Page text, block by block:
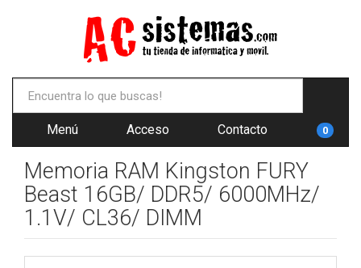
Menú Acceso Contacto 0
Memoria RAM Kingston FURY
Beast 16GB/ DDR5/ 6000MHz/
1.1V/ CL36/ DIMM